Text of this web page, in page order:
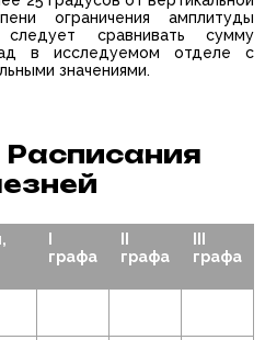
ограничения амплитуды
следует сравнивать сумму
в исследуемом отделе с
значениями.
Расписания
графа
графа
графа